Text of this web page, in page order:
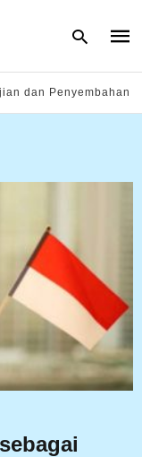
dan Penyembahan